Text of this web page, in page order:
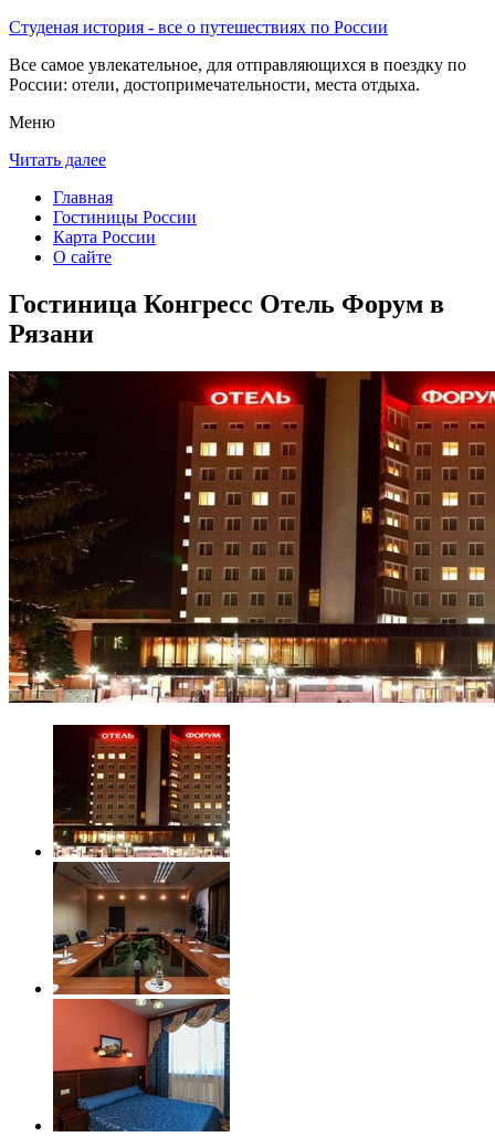
Студеная история - все о путешествиях по России
Все самое увлекательное, для отправляющихся в поездку по
России: отели, достопримечательности, места отдыха.
Меню
Читать далее
Главная
Гостиницы России
Карта России
О сайте
Гостиница Конгресс Отель Форум в
Рязани